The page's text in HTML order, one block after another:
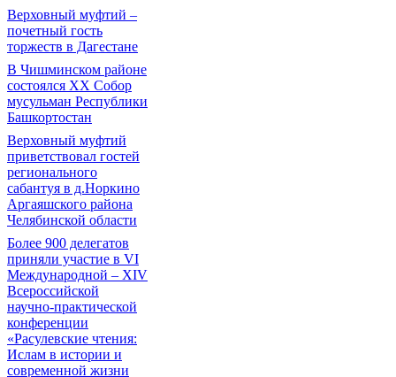
Верховный муфтий –
почетный гость
торжеств в Дагестане
В Чишминском районе
состоялся XX Собор
мусульман Республики
Башкортостан
Верховный муфтий
приветствовал гостей
регионального
сабантуя в д.Норкино
Аргаяшского района
Челябинской области
Более 900 делегатов
приняли участие в VI
Международной – ХIV
Всероссийской
научно-практической
конференции
«Расулевские чтения:
Ислам в истории и
современной жизни